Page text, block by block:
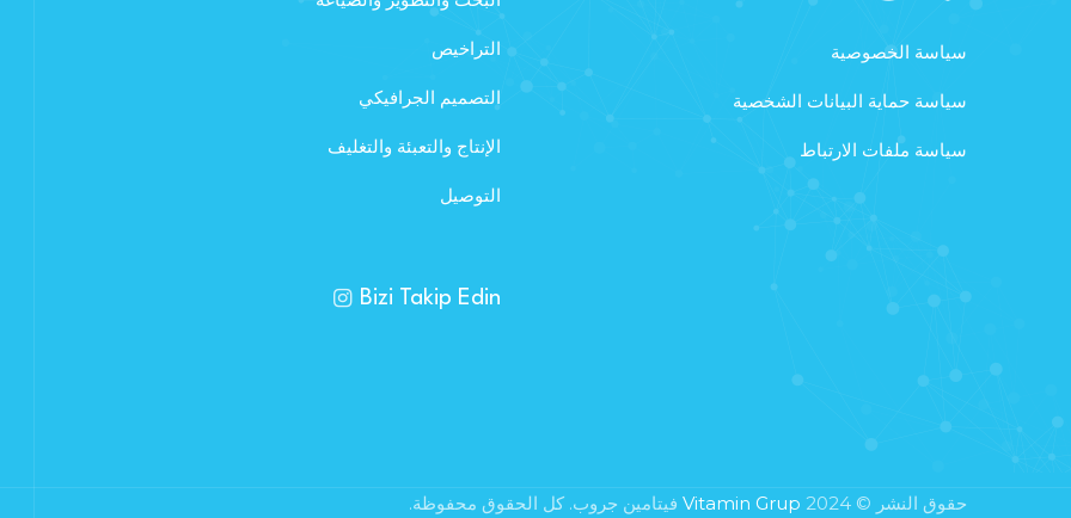
سياسة الخصوصية
سياسة حماية البيانات الشخصية
سياسة ملفات الارتباط
التراخيص
التصميم الجرافيكي
الإنتاج والتعبئة والتغليف
التوصيل
Bizi Takip Edin
حقوق النشر © 2024 Vitamin Grup فيتامين جروب. كل الحقوق محفوظة.